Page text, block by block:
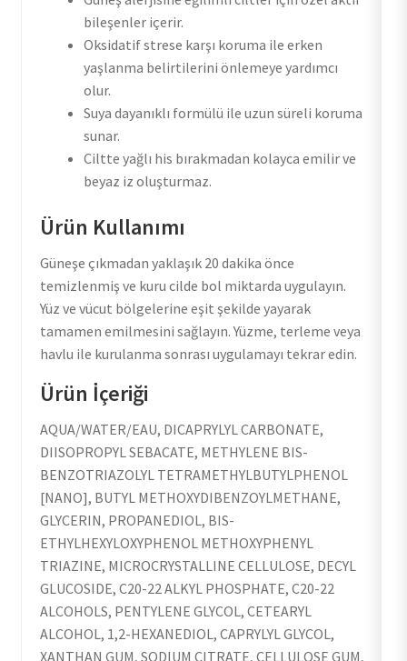
bileşenler içerir.
Oksidatif strese karşı koruma ile erken
yaşlanma belirtilerini önlemeye yardımcı
olur.
Suya dayanıklı formülü ile uzun süreli koruma
sunar.
Ciltte yağlı his bırakmadan kolayca emilir ve
beyaz iz oluşturmaz.
Ürün Kullanımı
Güneşe çıkmadan yaklaşık 20 dakika önce
temizlenmiş ve kuru cilde bol miktarda uygulayın.
Yüz ve vücut bölgelerine eşit şekilde yayarak
tamamen emilmesini sağlayın. Yüzme, terleme veya
havlu ile kurulanma sonrası uygulamayı tekrar edin.
Ürün İçeriği
AQUA/WATER/EAU, DICAPRYLYL CARBONATE,
DIISOPROPYL SEBACATE, METHYLENE BIS-
BENZOTRIAZOLYL TETRAMETHYLBUTYLPHENOL
[NANO], BUTYL METHOXYDIBENZOYLMETHANE,
GLYCERIN, PROPANEDIOL, BIS-
ETHYLHEXYLOXYPHENOL METHOXYPHENYL
TRIAZINE, MICROCRYSTALLINE CELLULOSE, DECYL
GLUCOSIDE, C20-22 ALKYL PHOSPHATE, C20-22
ALCOHOLS, PENTYLENE GLYCOL, CETEARYL
ALCOHOL, 1,2-HEXANEDIOL, CAPRYLYL GLYCOL,
XANTHAN GUM, SODIUM CITRATE, CELLULOSE GUM,